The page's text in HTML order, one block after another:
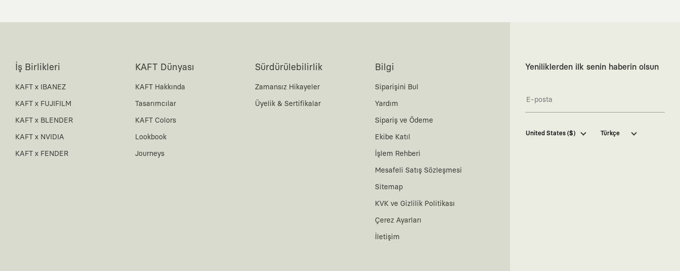
İş Birlikleri
KAFT x IBANEZ
KAFT x FUJIFILM
KAFT x BLENDER
KAFT x NVIDIA
KAFT x FENDER
KAFT Dünyası
KAFT Hakkında
Tasarımcılar
KAFT Colors
Lookbook
Journeys
Sürdürülebilirlik
Zamansız Hikayeler
Üyelik & Sertifikalar
Bilgi
Siparişini Bul
Yardım
Sipariş ve Ödeme
Ekibe Katıl
İşlem Rehberi
Mesafeli Satış Sözleşmesi
Sitemap
KVK ve Gizlilik Politikası
Çerez Ayarları
İletişim
Yeniliklerden ilk senin haberin olsun
Kaft Tasarım Tekstil Sanayi ve
United States ($) Türkçe